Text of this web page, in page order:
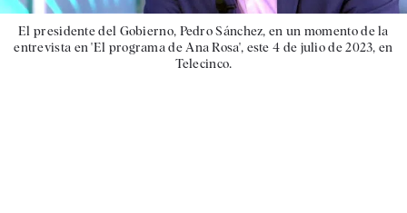
El presidente del Gobierno, Pedro Sánchez, en un momento de la
entrevista en 'El programa de Ana Rosa', este 4 de julio de 2023, en
Telecinco.